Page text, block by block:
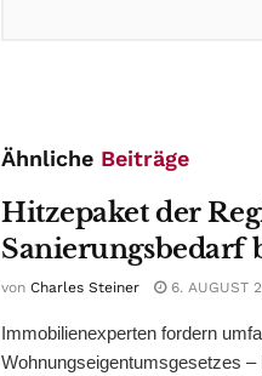
Ähnliche Beiträge
Hitzepaket der
Sanierungsbedarf
von Charles Steiner 6. AUGUST
Immobilienexperten fordern
Wohnungseigentumsgesetzes